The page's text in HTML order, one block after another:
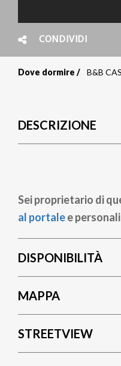
CONDIVIDI
pane
Dove dormire B&B
DESCRIZIONE
Sei proprietario di
al portalee
DISPONIBILITÀ
MAPPA
STREETVIEW